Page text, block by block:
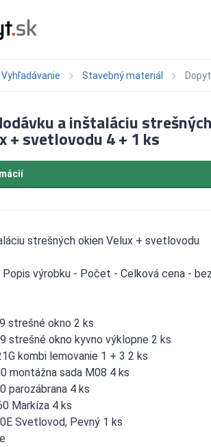
Vyhľadávanie Stavebný materiál
a inštaláciu
+ svetlovodu 4 + 1 ks
strešných okien Velux + svetlovodu
Popis výrobku - Počet - Celková cena -
strešné okno 2 ks
strešné okno kyvno výklopne 2 ks
kombi lemovanie 1 + 3 2 ks
montážna sada M08 4 ks
parozábrana 4 ks
Markíza 4 ks
Svetlovod, Pevný 1 ks